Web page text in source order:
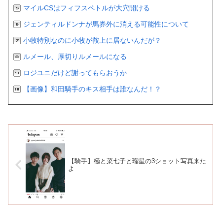
マイルCSはフィフスペトルが大穴開ける
ジェンティルドンナが馬券外に消える可能性について
小牧特別なのに小牧が鞍上に居ないんだが？
ルメール、厚切りルメールになる
ロジユニだけど謝ってもらおうか
【画像】和田騎手のキス相手は誰なんだ！？
【騎手】極と菜七子と瑠星の3ショット写真来た
よ